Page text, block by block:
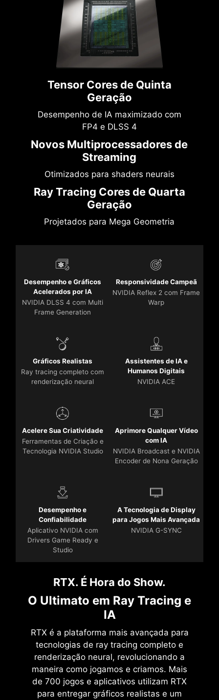
Tensor Cores de Quinta
Geração
Desempenho de IA maximizado com
FP4 e DLSS 4
Novos Multiprocessadores de
Streaming
Otimizados para shaders neurais
Ray Tracing Cores de Quarta
Geração
Projetados para Mega Geometria
Desempenho e Gráficos
Acelerados por IA
NVIDIA DLSS 4 com Multi
Frame Generation
Responsividade Campeã
NVIDIA Reflex 2 com Frame
Warp
Gráficos Realistas
Ray tracing completo com
renderização neural
Assistentes de IA e
Humanos Digitais
NVIDIA ACE
Acelere Sua Criatividade
Ferramentas de Criação e
Tecnologia NVIDIA Studio
Aprimore Qualquer Vídeo
com IA
NVIDIA Broadcast e NVIDIA
Encoder de Nona Geração
Desempenho e
Confiabilidade
Aplicativo NVIDIA com
Drivers Game Ready e
Studio
A Tecnologia de Display
para Jogos Mais Avançada
NVIDIA G-SYNC
RTX. É Hora do Show.
O Ultimato em Ray Tracing e
IA
RTX é a plataforma mais avançada para
tecnologias de ray tracing completo e
renderização neural, revolucionando a
maneira como jogamos e criamos. Mais
de 700 jogos e aplicativos utilizam RTX
para entregar gráficos realistas e um